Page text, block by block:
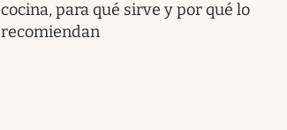
cocina, para qué sirve y por qué lo
recomiendan